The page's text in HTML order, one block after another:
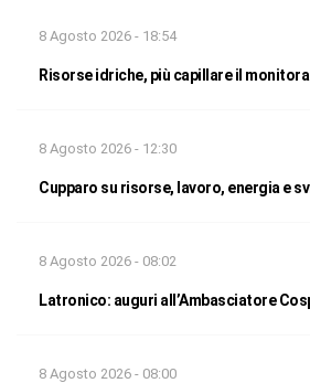
8 Agosto 2026 - 18:54
Risorse idriche, più capillare il
8 Agosto 2026 - 12:30
Cupparo su risorse, lavoro, energia e
8 Agosto 2026 - 08:02
Latronico: auguri all’Ambasciatore
8 Agosto 2026 - 08:00